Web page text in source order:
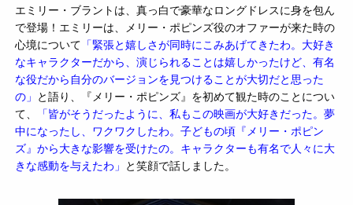
エミリー・ブラントは、真っ白で豪華なロングドレスに身を包ん
で登場！エミリーは、メリー・ポピンズ役のオファーが来た時の
心境について 「緊張と嬉しさが同時にこみあげてきたわ。大好き
なキャラクターだから、演じられることは嬉しかったけど、有名
な役だから自分のバージョンを見つけることが大切だと思った
の」 と語り、『メリー・ポピンズ』を初めて観た時のことについ
て、
「皆がそうだったように、私もこの映画が大好きだった。夢
中になったし、ワクワクしたわ。子どもの頃『メリー・ポピン
ズ』から大きな影響を受けたの。キャラクターも有名で人々に大
きな感動を与えたわ」 と笑顔で話しました。